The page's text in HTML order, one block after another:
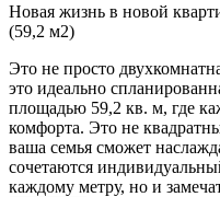
Новая жизнь в новой
(59,2 м2)
Это не просто
это идеально
площадью 59,2 кв. м, где
комфорта. Это не
ваша семья сможет
сочетаются
каждому метру, но и